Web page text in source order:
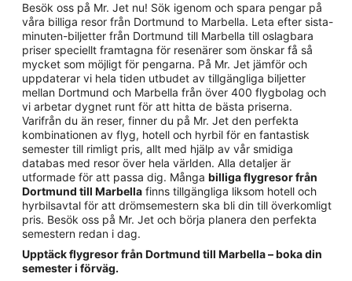
Besök oss på Mr. Jet nu! Sök igenom och spara pengar på
våra billiga resor från Dortmund to Marbella. Leta efter sista-
minuten-biljetter från Dortmund till Marbella till oslagbara
priser speciellt framtagna för resenärer som önskar få så
mycket som möjligt för pengarna. På Mr. Jet jämför och
uppdaterar vi hela tiden utbudet av tillgängliga biljetter
mellan Dortmund och Marbella från över 400 flygbolag och
vi arbetar dygnet runt för att hitta de bästa priserna.
Varifrån du än reser, finner du på Mr. Jet den perfekta
kombinationen av flyg, hotell och hyrbil för en fantastisk
semester till rimligt pris, allt med hjälp av vår smidiga
databas med resor över hela världen. Alla detaljer är
utformade för att passa dig. Många billiga flygresor från
Dortmund till Marbella finns tillgängliga liksom hotell och
hyrbilsavtal för att drömsemestern ska bli din till överkomligt
pris. Besök oss på Mr. Jet och börja planera den perfekta
semestern redan i dag.
Upptäck flygresor från Dortmund till Marbella – boka din
semester i förväg.